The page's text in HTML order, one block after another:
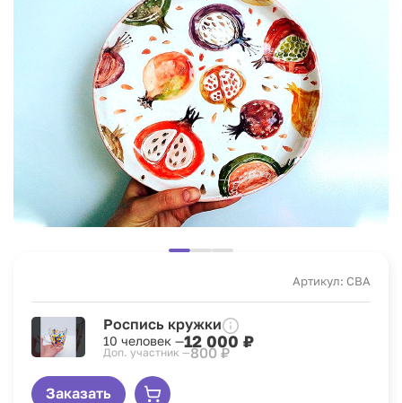
Артикул: CBA
Роспись кружки
10 человек —12 000 ₽
Доп. участник —800 ₽
Заказать